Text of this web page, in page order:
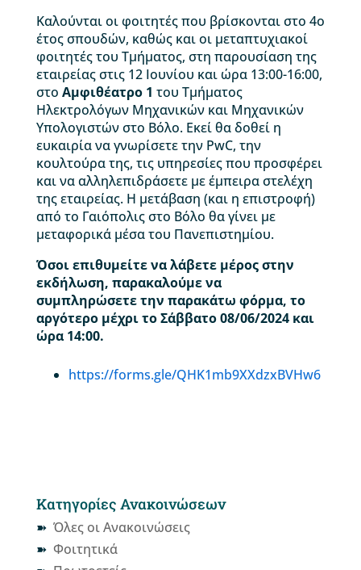
Καλούνται οι φοιτητές που βρίσκονται στο 4ο
έτος σπουδών, καθώς και οι μεταπτυχιακοί
φοιτητές του Τμήματος, στη παρουσίαση της
εταιρείας στις 12 Ιουνίου και ώρα 13:00-16:00,
στο Αμφιθέατρο 1 του Τμήματος
Ηλεκτρολόγων Μηχανικών και Μηχανικών
Υπολογιστών στο Βόλο. Εκεί θα δοθεί η
ευκαιρία να γνωρίσετε την PwC, την
κουλτούρα της, τις υπηρεσίες που προσφέρει
και να αλληλεπιδράσετε με έμπειρα στελέχη
της εταιρείας. Η μετάβαση (και η επιστροφή)
από το Γαιόπολις στο Βόλο θα γίνει με
μεταφορικά μέσα του Πανεπιστημίου.
Όσοι επιθυμείτε να λάβετε μέρος στην
εκδήλωση, παρακαλούμε να
συμπληρώσετε την παρακάτω φόρμα, το
αργότερο μέχρι το Σάββατο 08/06/2024 και
ώρα 14:00.
https://forms.gle/QHK1mb9XXdzxBVHw6
Κατηγορίες Ανακοινώσεων
Όλες οι Ανακοινώσεις
Φοιτητικά